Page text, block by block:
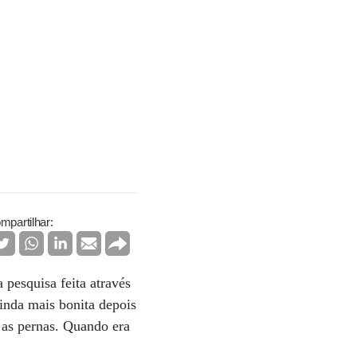
feita através
mais bonita depois
pernas. Quando era